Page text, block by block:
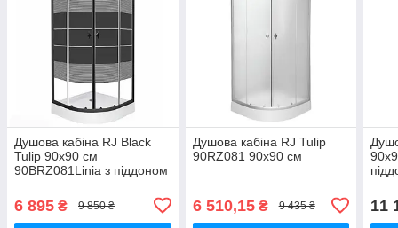
Душова кабіна RJ Black
Tulip 90x90 см
90ВRZ081Linia з піддоном
6 895 ₴ 9 850 ₴
Душова кабіна RJ Tulip
90RZ081 90х90 см
6 510,15₴ 9 435 ₴ 11